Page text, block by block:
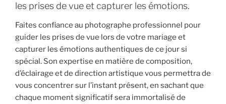
les prises de vue et capturer les émotions.
Faites confiance au photographe professionnel pour
guider les prises de vue lors de votre mariage et
capturer les émotions authentiques de ce jour si
spécial. Son expertise en matière de composition,
d’éclairage et de direction artistique vous permettra de
vous concentrer sur l’instant présent, en sachant que
chaque moment significatif sera immortalisé de